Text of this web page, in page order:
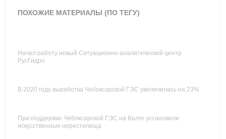
ПОХОЖИЕ МАТЕРИАЛЫ (ПО ТЕГУ)
Начал работу новый Ситуационно-аналитический центр
РусГидро
В 2020 году выработка Чебоксарской ГЭС увеличилась на 23%
При поддержке Чебоксарской ГЭС на Волге установили
искусственные нерестилища